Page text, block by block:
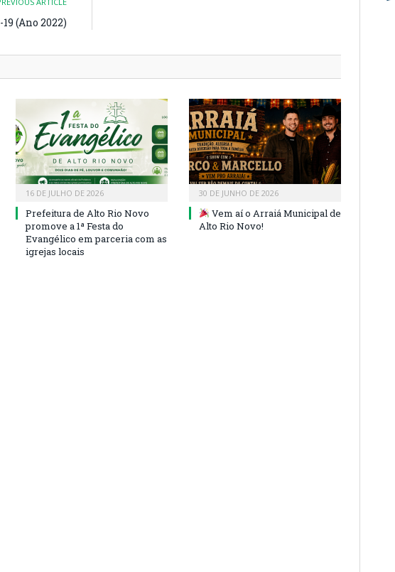
(Ano 2022)
16 DE JULHO DE 2026
Prefeitura de Alto Rio Novo
promove a 1ª Festa do
Evangélico em parceria com as
igrejas locais
30 DE JUNHO DE 2026
Vem aí o Arraiá Municipal de
Alto Rio Novo!